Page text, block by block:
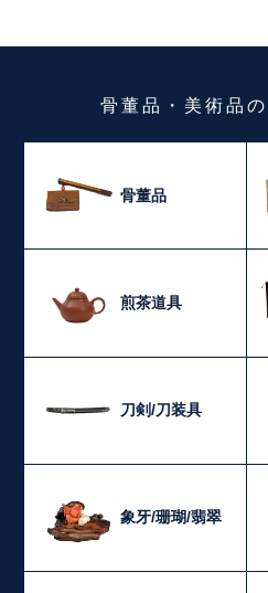
骨董品・美術品の
骨董品
煎茶道具
刀剣/刀装具
象牙/珊瑚/翡翠